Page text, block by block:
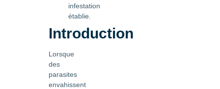
infestation
établie.
Introduction
Lorsque
des
parasites
envahissent